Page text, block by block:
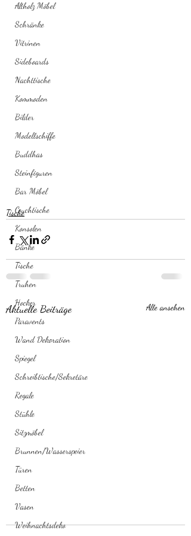
Altholz Möbel
Schränke
Vitrinen
Sideboards
Nachttische
Kommoden
Bilder
Modellschiffe
Buddhas
Steinfiguren
Bar Möbel
Couchtische
Konsolen
Bänke
Tische
Truhen
Hocker
Paravents
Wand Dekoration
Spiegel
Schreibtische/Sekretäre
Regale
Stühle
Sitzmöbel
Brunnen/Wasserspeier
Türen
Betten
Vasen
Weihnachtsdeko
Tische
Aktuelle Beiträge Alle ansehen